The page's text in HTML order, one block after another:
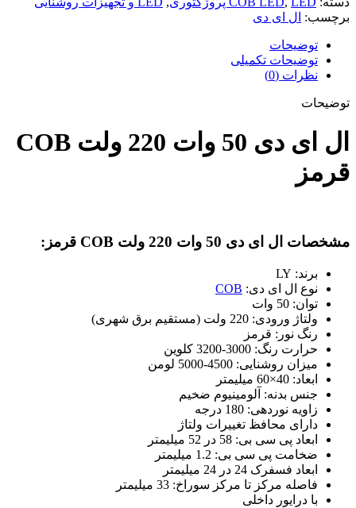
دی
50
وات
ولت
قرمز
برچسب: ال ای دی
توضیحات
توضیحات تکمیلی
نظرات (0)
توضیحات
ال ای دی 50 وات 220 ولت COB
قرمز
مشخصات ال ای دی 50 وات 220 ولت COB قرمز:
برند: LY
نوع ال ای دی: COB
توان: 50 وات
ولتاژ ورودی: 220 ولت (مستقیم برق شهری)
رنگ نور: قرمز
حرارت رنگ: 3000-3200 کلوین
میزان روشنایی: 4500-5000 لومن
ابعاد: 40×60 میلیمتر
جنس بدنه: آلومینیوم ضخیم
زاویه نوردهی: 180 درجه
دارای محافظ تغییرات ولتاژ
ابعاد پی سی بی: 58 در 52 میلیمتر
ضخامت پی سی بی: 1.2 میلیمتر
ابعاد فسفرک 24 در 24 میلیمتر
فاصله مرکز تا مرکز سوراخ: 33 میلیمتر
با درایور داخلی